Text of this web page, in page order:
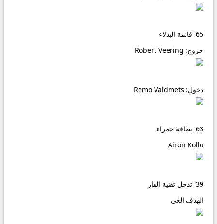
65' قائمة البدلاء
خروج:
دخول:
63' بطاقة حمراء
Airon Kollo
39' تدخل تقنية الفار
الهدف الغي